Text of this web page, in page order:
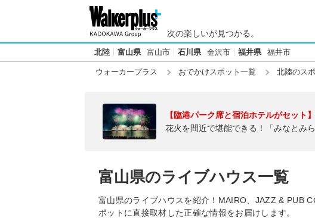
次の楽しいが見つかる。
北陸 富山県 富山市 石川県 金沢市 福井県 福井市
ウォーカープラス おでかけスポット一覧 北陸のス
【臨港パーク席と宿泊ホテルがセット】
花火を間近で堪能できる！「みなとみ
富山県のライブハウス一覧
富山県のライブハウスを紹介！MAIRO、JAZZ & PUB
ポットに直接取材した正確な情報をお届けします。